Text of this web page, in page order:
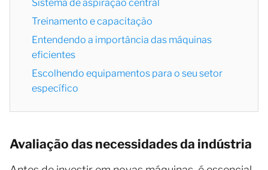
Sistema de aspiração central
Treinamento e capacitação
Entendendo a importância das máquinas
eficientes
Escolhendo equipamentos para o seu setor
específico
Avaliação das necessidades da indústria